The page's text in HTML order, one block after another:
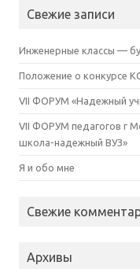
Свежие записи
Инженерные классы —
Положение о
VII ФОРУМ «Надежный
VII ФОРУМ педагогов г
школа-надежный ВУЗ»
Я и обо мне
Свежие
Архивы